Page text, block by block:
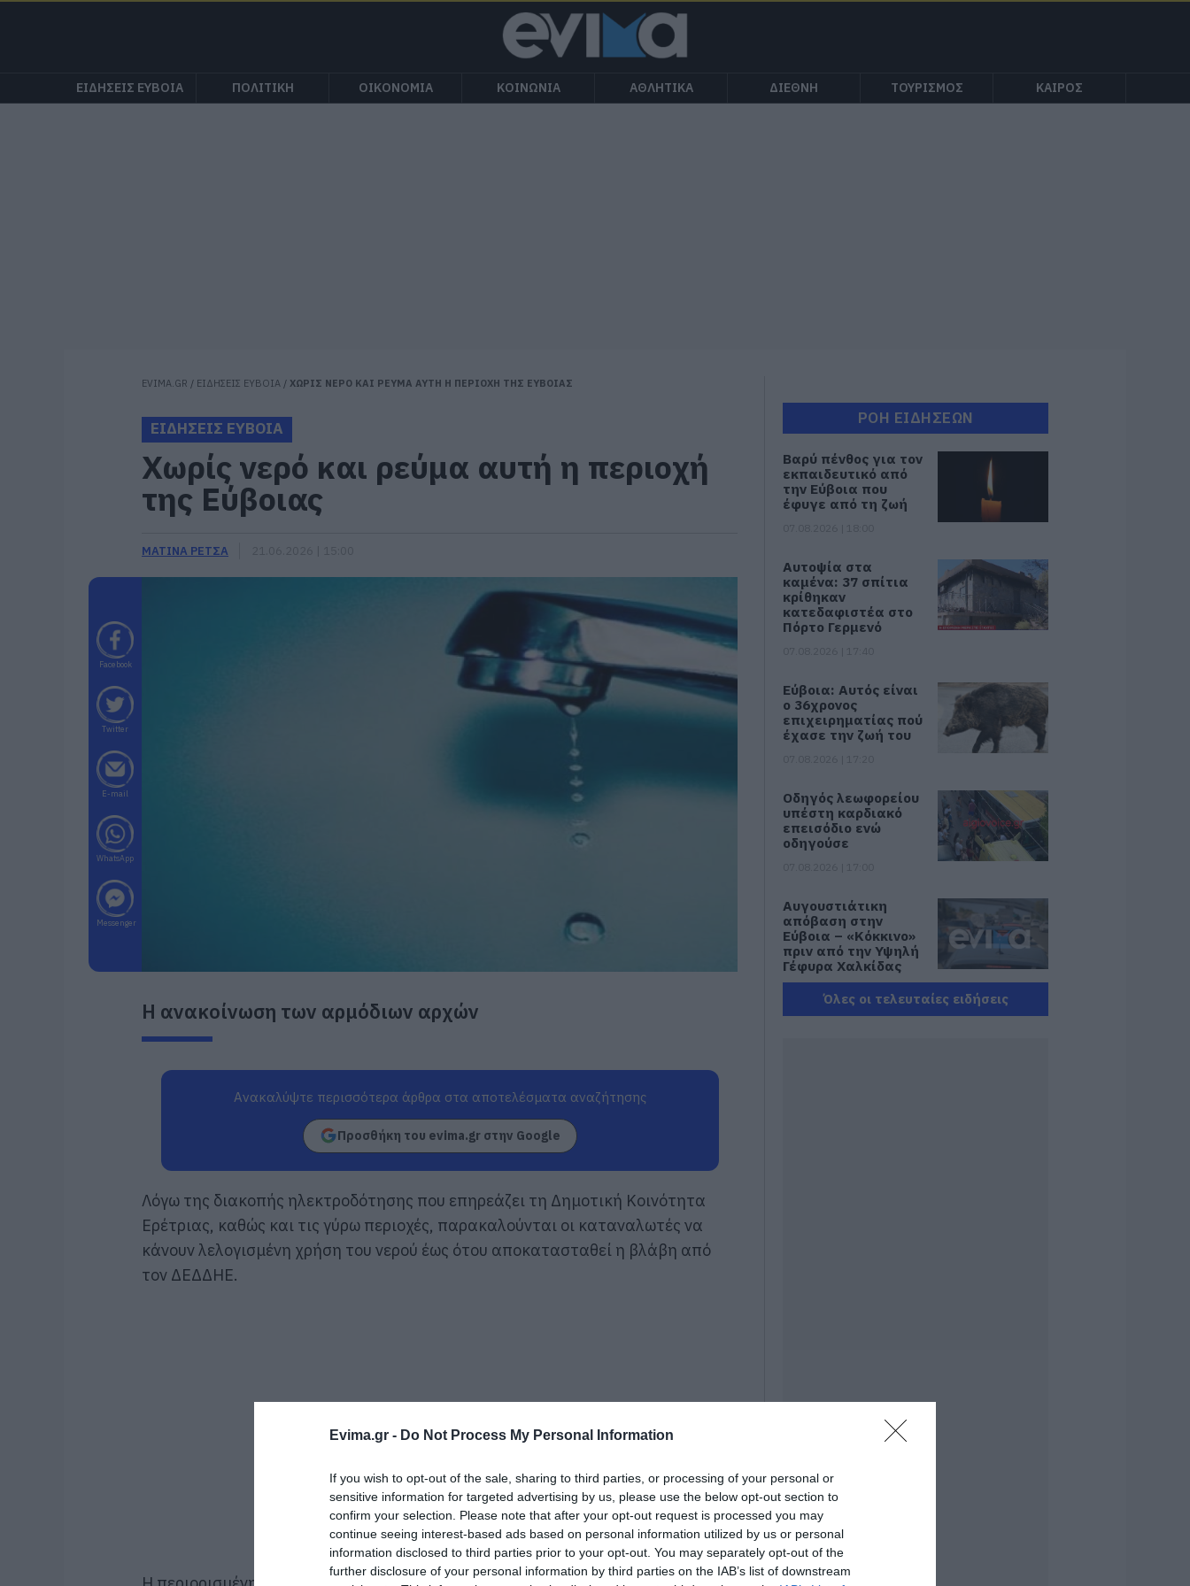
Evima.gr - Do Not Process My Personal Information
If you wish to opt-out of the sale, sharing to third parties, or processing of your personal or
sensitive information for targeted advertising by us, please use the below opt-out section to
confirm your selection. Please note that after your opt-out request is processed you may
continue seeing interest-based ads based on personal information utilized by us or personal
information disclosed to third parties prior to your opt-out. You may separately opt-out of the
further disclosure of your personal information by third parties on the IAB’s list of downstream
ΕΙΔΗΣΕΙΣ ΕΥΒΟΙΑ ΠΟΛΙΤΙΚΗ ΟΙΚΟΝΟΜΙΑ ΚΟΙΝΩΝΙΑ ΑΘΛΗΤΙΚΑ ΔΙΕΘΝΗ ΤΟΥΡΙΣΜΟΣ ΚΑΙΡΟΣ
EVIMA.GR / ΕΙΔΗΣΕΙΣ ΕΥΒΟΙΑ / ΧΩΡΙΣ ΝΕΡΟ ΚΑΙ ΡΕΥΜΑ ΑΥΤΗ Η ΠΕΡΙΟΧΗ ΤΗΣ ΕΥΒΟΙΑΣ
ΕΙΔΗΣΕΙΣ ΕΥΒΟΙΑ
Χωρίς νερό και ρεύμα αυτή η περιοχή
της Εύβοιας
ΜΑΤΙΝΑ ΡΕΤΣΑ
Facebook
Twitter
E-mail
WhatsApp
Messenger
Η ανακοίνωση των αρμόδιων αρχών
Ανακαλύψτε περισσότερα άρθρα στα αποτελέσματα αναζήτησης
Προσθήκη του evima.gr στην Google
Λόγω της διακοπής ηλεκτροδότησης που επηρεάζει τη Δημοτική Κοινότητα
Ερέτριας, καθώς και τις γύρω περιοχές, παρακαλούνται οι καταναλωτές να
κάνουν λελογισμένη χρήση του νερού έως ότου αποκατασταθεί η βλάβη από
τον ΔΕΔΔΗΕ.
ΡΟΗ ΕΙΔΗΣΕΩΝ
Βαρύ πένθος για τον
εκπαιδευτικό από
την Εύβοια που
έφυγε από τη ζωή
Αυτοψία στα
καμένα: 37 σπίτια
κρίθηκαν
κατεδαφιστέα στο
Πόρτο Γερμενό
Εύβοια: Αυτός είναι
ο 36χρονος
επιχειρηματίας πού
έχασε την ζωή του
Οδηγός λεωφορείου
υπέστη καρδιακό
επεισόδιο ενώ
οδηγούσε
Αυγουστιάτικη
απόβαση στην
Εύβοια – «Κόκκινο»
πριν από την Υψηλή
Γέφυρα Χαλκίδας
07.08.2026 | 16:45
Εικόνες ντροπής
στην Εύβοια: Πετούν
ογκώδη αντικείμενα
07.08.2026 | 15:45
Σκύρος: Επέστρεψαν
στην Εύβοια οι
πυροσβέστες που
έδωσαν μάχη με τις
φλόγες – Έφτασαν
Όλες οι τελευταίες ειδήσεις